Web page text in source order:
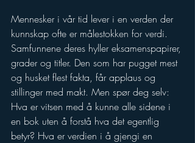
Mennesker i vår tid lever i en verden der
kunnskap ofte er målestokken for verdi.
Samfunnene deres hyller eksamenspapirer,
grader og titler. Den som har pugget mest
og husket flest fakta, får applaus og
stillinger med makt. Men spør deg selv:
Hva er vitsen med å kunne alle sidene i
en bok uten å forstå hva det egentlig
betyr? Hva er verdien i å gjengi en